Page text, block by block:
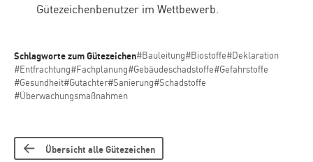
Gütezeichenbenutzer im Wettbewerb.
Schlagworte zum Gütezeichen#Bauleitung#Biostoffe#Deklaration
#Entfrachtung#Fachplanung#Gebäudeschadstoffe#Gefahrstoffe
#Gesundheit#Gutachter#Sanierung#Schadstoffe
#Überwachungsmaßnahmen
Übersicht alle Gütezeichen